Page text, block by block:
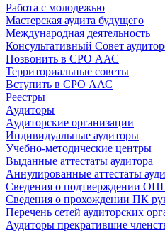
Работа с молодежью
Мастерская аудита будущего
Международная деятельность
Консультативный Совет
Позвонить в СРО ААС
Территориальные советы
Вступить в СРО ААС
Реестры
Аудиторы
Аудиторские организации
Индивидуальные аудиторы
Учебно-методические центры
Выданные аттестаты аудитора
Аннулированные аттестаты
Сведения о подтверждении
Сведения о прохождении ПК
Перечень сетей аудиторских
Аудиторы прекратившие